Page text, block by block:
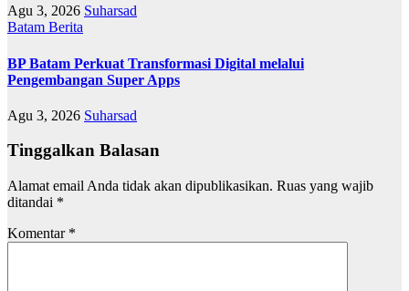
Agu 3, 2026 Suharsad
Batam Berita
BP Batam Perkuat Transformasi Digital melalui
Pengembangan Super Apps
Agu 3, 2026 Suharsad
Tinggalkan Balasan
Alamat email Anda tidak akan dipublikasikan. Ruas yang wajib
ditandai *
Komentar *